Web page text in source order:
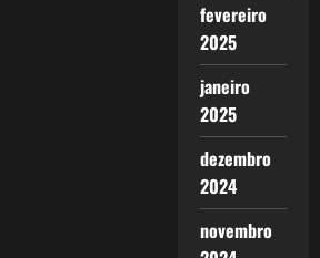
fevereiro
2025
janeiro
2025
dezembro
2024
novembro